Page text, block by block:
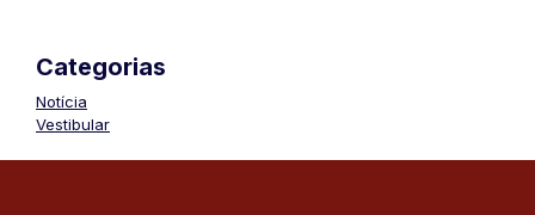
Categorias
Notícia
Vestibular